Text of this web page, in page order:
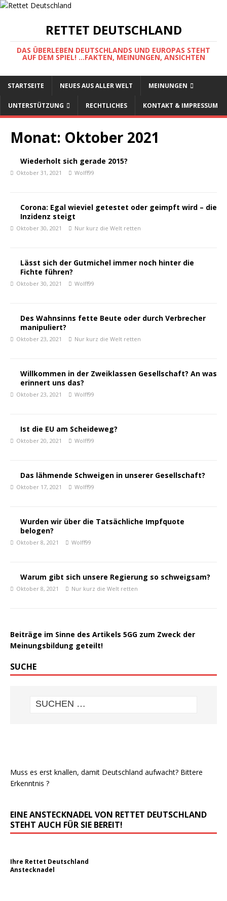
RETTET DEUTSCHLAND
DAS ÜBERLEBEN DEUTSCHLANDS UND EUROPAS STEHT
AUF DEM SPIEL! ...FAKTEN, MEINUNGEN, ANSICHTEN
STARTSEITE NEUES AUS ALLER WELT MEINUNGEN
UNTERSTÜTZUNG RECHTLICHES KONTAKT & IMPRESSUM
Monat: Oktober 2021
Wiederholt sich gerade 2015?
Oktober 31, 2021 Wolff99
Corona: Egal wieviel getestet oder geimpft wird – die
Inzidenz steigt
Oktober 30, 2021 Nur kurz die Welt retten
Lässt sich der Gutmichel immer noch hinter die
Fichte führen?
Oktober 30, 2021 Wolff99
Des Wahnsinns fette Beute oder durch Verbrecher
manipuliert?
Oktober 23, 2021 Nur kurz die Welt retten
Willkommen in der Zweiklassen Gesellschaft? An was
erinnert uns das?
Oktober 23, 2021 Wolff99
Ist die EU am Scheideweg?
Oktober 20, 2021 Wolff99
Das lähmende Schweigen in unserer Gesellschaft?
Oktober 17, 2021 Wolff99
Wurden wir über die Tatsächliche Impfquote
belogen?
Oktober 8, 2021 Wolff99
Warum gibt sich unsere Regierung so schweigsam?
Oktober 8, 2021 Nur kurz die Welt retten
Beiträge im Sinne des Artikels 5GG zum Zweck der
Meinungsbildung geteilt!
SUCHE
Muss es erst knallen, damit Deutschland aufwacht? Bittere
Erkenntnis ?
EINE ANSTECKNADEL VON RETTET DEUTSCHLAND
STEHT AUCH FÜR SIE BEREIT!
Ihre Rettet Deutschland
Anstecknadel